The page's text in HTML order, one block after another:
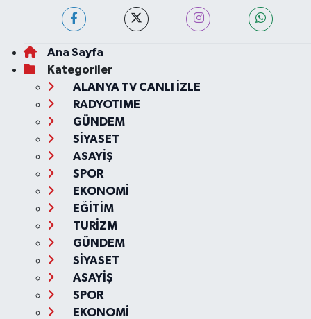
Ana Sayfa
Kategoriler
ALANYA TV CANLI İZLE
RADYOTIME
GÜNDEM
SİYASET
ASAYİŞ
SPOR
EKONOMİ
EĞİTİM
TURİZM
GÜNDEM
SİYASET
ASAYİŞ
SPOR
EKONOMİ